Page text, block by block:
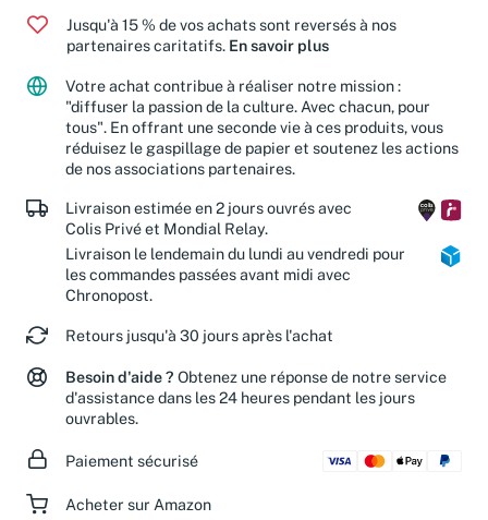
Jusqu'à 15 % de vos achats sont reversés à nos
partenaires caritatifs. En savoir plus
Votre achat contribue à réaliser notre mission :
"diffuser la passion de la culture. Avec chacun, pour
tous". En offrant une seconde vie à ces produits, vous
réduisez le gaspillage de papier et soutenez les actions
de nos associations partenaires.
Livraison estimée en 2 jours ouvrés avec
Colis Privé et Mondial Relay.
Livraison le lendemain du lundi au vendredi pour
les commandes passées avant midi avec
Chronopost.
Retours jusqu'à 30 jours après l'achat
Besoin d'aide ? Obtenez une réponse de notre service
d'assistance dans les 24 heures pendant les jours
ouvrables.
Paiement sécurisé
Acheter sur Amazon